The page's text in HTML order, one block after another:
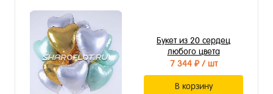
Букет из 20 сердец
любого цвета
7 344 ₽/ шт
В корзину